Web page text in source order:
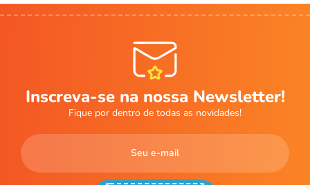
Inscreva-se na nossa Newsletter!
Fique por dentro de todas as novidades!